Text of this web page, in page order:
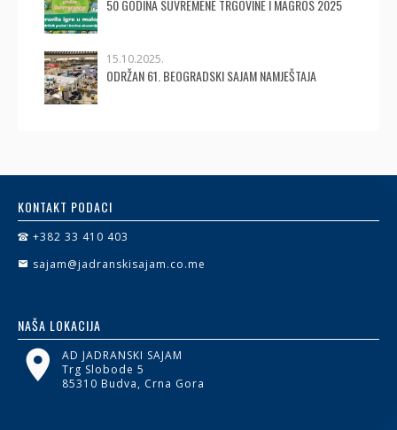
50 GODINA SUVREMENE TRGOVINE I MAGROS 2025
15.10.2025.
ODRŽAN 61. BEOGRADSKI SAJAM NAMJEŠTAJA
KONTAKT PODACI
+382 33 410 403
sajam@jadranskisajam.co.me
NAŠA LOKACIJA
AD JADRANSKI SAJAM
Trg Slobode 5
85310 Budva, Crna Gora